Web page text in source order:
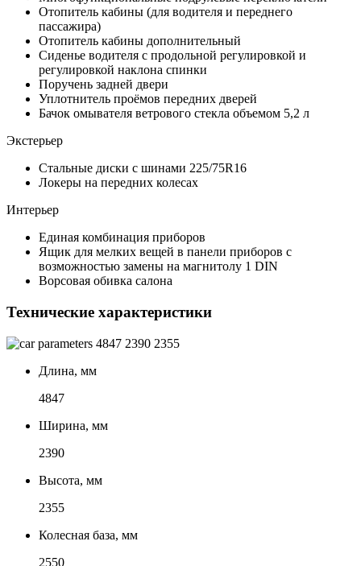
Отопитель кабины (для водителя и переднего
пассажира)
Отопитель кабины дополнительный
Сиденье водителя с продольной регулировкой и
регулировкой наклона спинки
Поручень задней двери
Уплотнитель проёмов передних дверей
Бачок омывателя ветрового стекла объемом 5,2 л
Экстерьер
Стальные диски с шинами 225/75R16
Локеры на передних колесах
Интерьер
Единая комбинация приборов
Ящик для мелких вещей в панели приборов с
возможностью замены на магнитолу 1 DIN
Ворсовая обивка салона
Технические характеристики
4847 2390 2355
Длина, мм
4847
Ширина, мм
2390
Высота, мм
2355
Колесная база, мм
2550